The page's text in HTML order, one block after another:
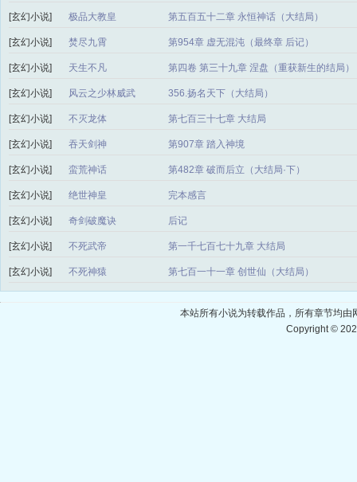
[玄幻小说] 极品大教皇 第五百五十二章 永恒神话（大结局）
[玄幻小说] 焚尽九霄 第954章 虚无混沌（最终章 后记）
[玄幻小说] 天生不凡 第四卷 第三十九章 涅盘（重获新生的结局）
[玄幻小说] 风云之少林威武 356.扬名天下（大结局）
[玄幻小说] 不灭龙体 第七百三十七章 大结局
[玄幻小说] 吞天剑神 第907章 踏入神境
[玄幻小说] 蛮荒神话 第482章 破而后立（大结局·下）
[玄幻小说] 绝世神皇 完本感言
[玄幻小说] 奇剑破魔诀 后记
[玄幻小说] 不死武帝 第一千七百七十九章 大结局
[玄幻小说] 不死神猿 第七百一十一章 创世仙（大结局）
本站所有小说为转载作品，所有章节均
Copyright ©